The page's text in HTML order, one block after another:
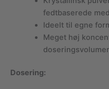
fedtbaserede
Ideelt til egne
Meget høj
Dosering: